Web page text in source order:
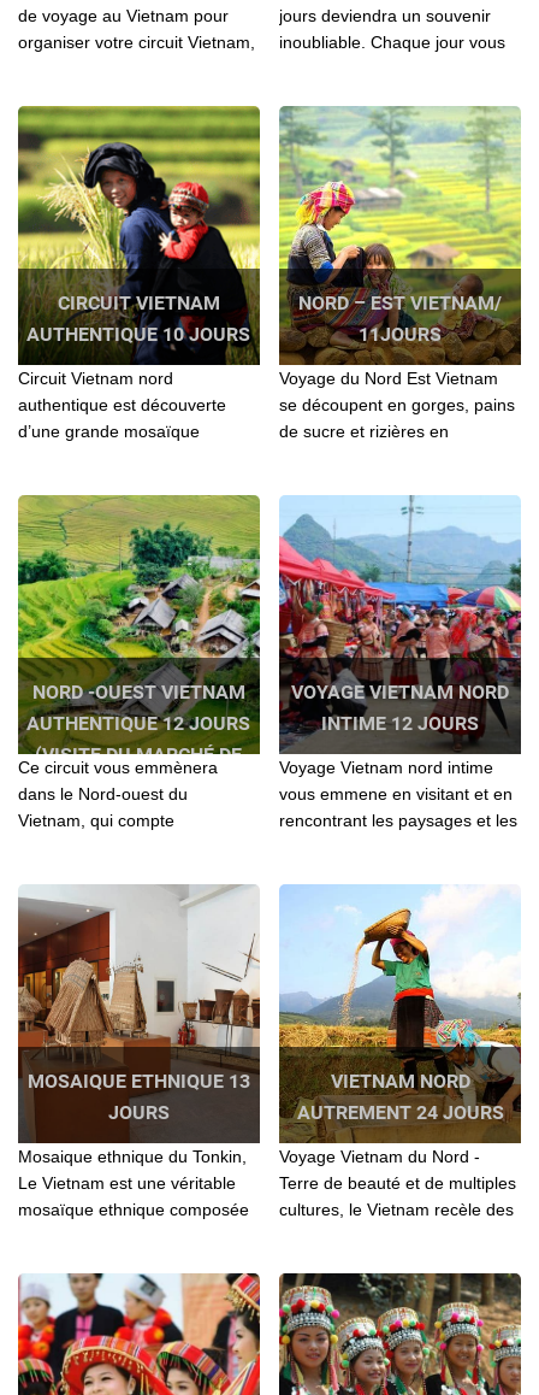
de voyage au Vietnam pour
organiser votre circuit Vietnam,
pour vos séjours
jours deviendra un souvenir
inoubliable. Chaque jour vous
CIRCUIT VIETNAM
AUTHENTIQUE 10 JOURS
Circuit Vietnam nord
authentique est découverte
d’une grande mosaïque
NORD – EST VIETNAM/
11JOURS
Voyage du Nord Est Vietnam
se découpent en gorges, pains
de sucre et rizières en
NORD -OUEST VIETNAM
AUTHENTIQUE 12 JOURS
(VISITE DU MARCHÉ DE
L’AMOUR MOC CHAU)
Ce circuit vous emmènera
dans le Nord-ouest du
Vietnam, qui compte
VOYAGE VIETNAM NORD
INTIME 12 JOURS
Voyage Vietnam nord intime
vous emmene en visitant et en
rencontrant les paysages et les
MOSAIQUE ETHNIQUE 13
JOURS
Mosaique ethnique du Tonkin,
Le Vietnam est une véritable
mosaïque ethnique composée
VIETNAM NORD
AUTREMENT 24 JOURS
Voyage Vietnam du Nord -
Terre de beauté et de multiples
cultures, le Vietnam recèle des